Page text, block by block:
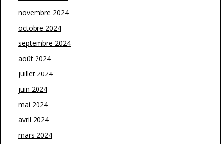
novembre 2024
octobre 2024
septembre 2024
août 2024
juillet 2024
juin 2024
mai 2024
avril 2024
mars 2024